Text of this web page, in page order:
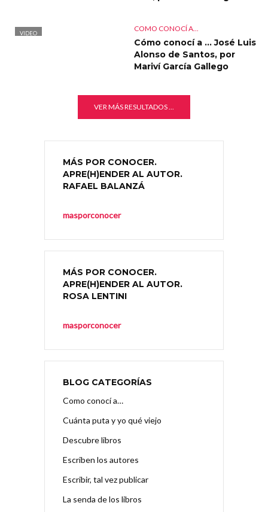
VIDEO
COMO CONOCÍ A...
Cómo conocí a … José Luis
Alonso de Santos, por
Mariví García Gallego
VER MÁS RESULTADOS ...
MÁS POR CONOCER.
APRE(H)ENDER AL AUTOR.
RAFAEL BALANZÁ
masporconocer
MÁS POR CONOCER.
APRE(H)ENDER AL AUTOR.
ROSA LENTINI
masporconocer
BLOG CATEGORÍAS
Como conocí a…
Cuánta puta y yo qué viejo
Descubre libros
Escriben los autores
Escribir, tal vez publicar
La senda de los libros